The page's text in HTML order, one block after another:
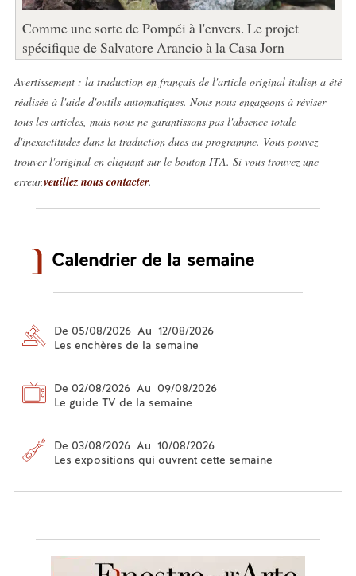
Comme une sorte de Pompéi à l'envers. Le projet
spécifique de Salvatore Arancio à la Casa Jorn
Avertissement : la traduction en français de l'article original italien a été
réalisée à l'aide d'outils automatiques. Nous nous engageons à réviser
tous les articles, mais nous ne garantissons pas l'absence totale
d'inexactitudes dans la traduction dues au programme. Vous pouvez
trouver l'original en cliquant sur le bouton ITA. Si vous trouvez une
erreur,veuillez nous contacter.
Calendrier de la semaine
De 05/08/2026 Au 12/08/2026
Les enchères de la semaine
De 02/08/2026 Au 09/08/2026
Le guide TV de la semaine
De 03/08/2026 Au 10/08/2026
Les expositions qui ouvrent cette semaine